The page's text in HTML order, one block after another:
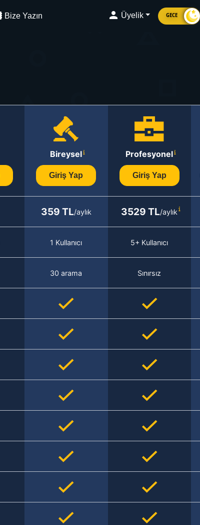
Bize Yazın Üyelik GECE
Bireysel
Giriş Yap
Profesyonel
Giriş Yap
359 TL/aylık 3529 TL/aylık
1 Kullanıcı 5+ Kullanıcı
30 arama Sınırsız